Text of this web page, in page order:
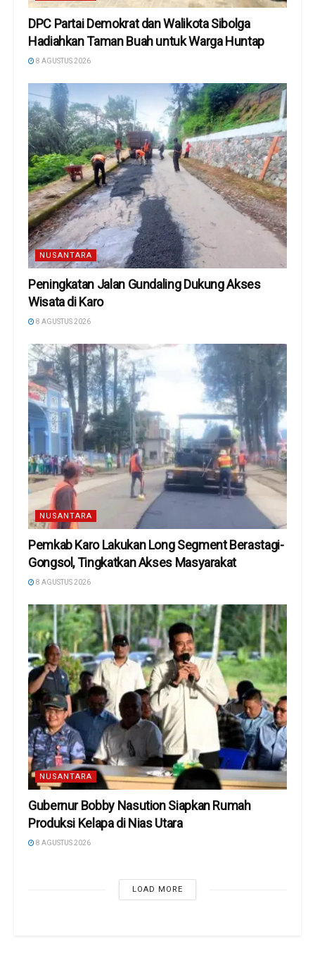
DPC Partai Demokrat dan Walikota Sibolga
Hadiahkan Taman Buah untuk Warga Huntap
8 AGUSTUS 2026
NUSANTARA
Peningkatan Jalan Gundaling Dukung Akses
Wisata di Karo
8 AGUSTUS 2026
NUSANTARA
Pemkab Karo Lakukan Long Segment Berastagi-
Gongsol, Tingkatkan Akses Masyarakat
8 AGUSTUS 2026
NUSANTARA
Gubernur Bobby Nasution Siapkan Rumah
Produksi Kelapa di Nias Utara
8 AGUSTUS 2026
LOAD MORE